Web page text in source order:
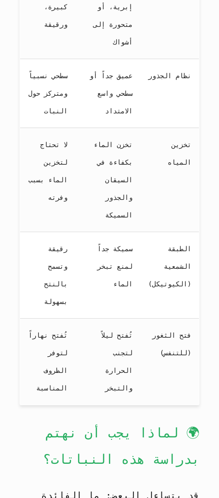
إبرية، أو
متحورة إلى
أشواك
كبيرة،
ورقيقة
نظام الجذور عميق جداً أو
سطحي واسع
الامتداد
سطحي نسبياً
ومتركز حول
النبات
تخزين
المياه
تخزن الماء
بكفاءة في
السيقان
والجذور
السميكة
لا تحتاج
لتخزين
الماء بسبب
وفرته
الطبقة
الشمعية
(الكيوتيكل)
سميكة جداً
لمنع تبخر
الماء
رقيقة
وتسمح
بالنتح
بسهولة
فتح الثغور
(للتنفس)
تُفتح ليلاً
لتجنب
الحرارة
والتبخر
تُفتح نهاراً
لتوفر
الظروف
المناسبة
🌍 لماذا يجب أن نهتم
بدراسة هذه النباتات؟
قد يتساءل البعض: ما الفائدة